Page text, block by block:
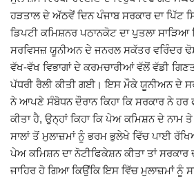
Malout News
History of Malout
Giddarbaha
Railway Time Table
Lambi
ਹੜਤਾਲ ਦੇ ਅੱਠਵੇਂ ਦਿਨ ਪੰਜਾਬ ਸਰਕਾਰ ਦਾ ਪਿੱਟ
ਡਿਪਟੀ ਕਮਿਸ਼ਨਰ ਪਠਾਨਕੋਟ ਦਾ ਪੁਤਲਾ
ਸਰਵਿਸਜ਼ ਯੂਨੀਅਨ ਦੇ ਜਨਰਲ ਸਕੱਤਰ ਵਰਿੰਦਰ
ਵੱਖ-ਵੱਖ ਵਿਭਾਗਾਂ ਦੇ ਕਰਮਚਾਰੀਆਂ ਵੱਲੋਂ ਵੱਡੀ
ਪੱਧਰੀ ਰੈਲੀ ਕੀਤੀ ਗਈ। ਇਸ ਮੌਕੇ ਯੂਨੀਅਨ ਦੇ
ਨੇ ਆਪਣੇ ਸੰਬੋਧਨ ਦੌਰਾਨ ਕਿਹਾ ਕਿ ਸਰਕਾਰ ਨੇ ਹਰ
ਕੀਤਾ ਹੈ, ਉਨ੍ਹਾਂ ਕਿਹਾ ਕਿ ਪੇਅ ਕਮਿਸ਼ਨ ਦੇ ਨਾਮ
ਸਾਲਾਂ ਤੋਂ ਮੁਲਾਜ਼ਮਾਂ ਨੂੰ ਭਰਮ ਭੁਲੇਖੇ ਵਿੱਚ ਪਾਈ
ਪੇਅ ਕਮਿਸ਼ਨ ਦਾ ਨੋਟੀਫਿਕੇਸ਼ਨ ਕੀਤਾ ਤਾਂ
ਜਾਹਿਰ ਹੋ ਗਿਆ ਕਿਉਂਕਿ ਇਸ ਵਿੱਚ ਮੁਲਾਜ਼ਮਾਂ ਨੂੰ